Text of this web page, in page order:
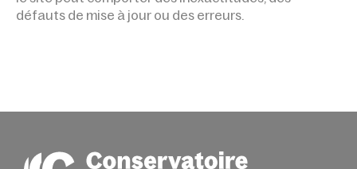
défauts de mise à jour ou des erreurs.